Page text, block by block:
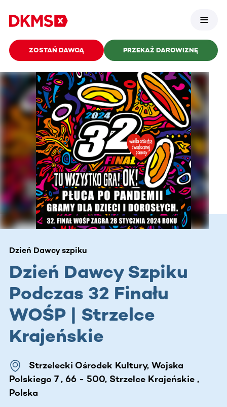
ZOSTAŃ DAWCĄ PRZEKAŻ DAROWIZNĘ
Dzień Dawcy szpiku
Dzień Dawcy Szpiku
Podczas 32 Finału
WOŚP | Strzelce
Krajeńskie
Strzelecki Ośrodek Kultury, Wojska
Polskiego 7 , 66 - 500, Strzelce Krajeńskie ,
Polska